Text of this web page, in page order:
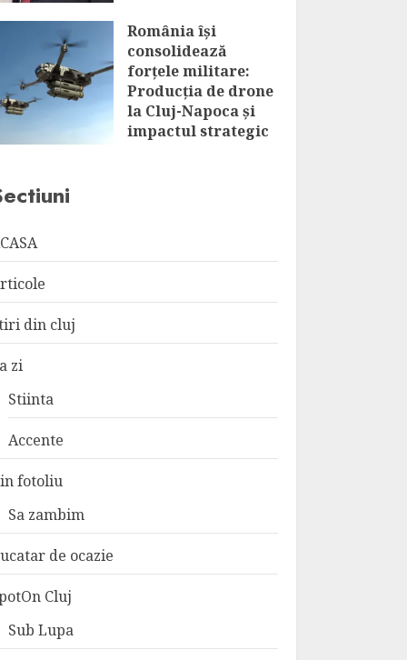
JULY 28, 2026
România își
consolidează
forțele militare:
Producția de drone
la Cluj-Napoca și
impactul strategic
din cluj
zi
Stiinta
Accente
fotoliu
Sa zambim
de ocazie
Cluj
Sub Lupa